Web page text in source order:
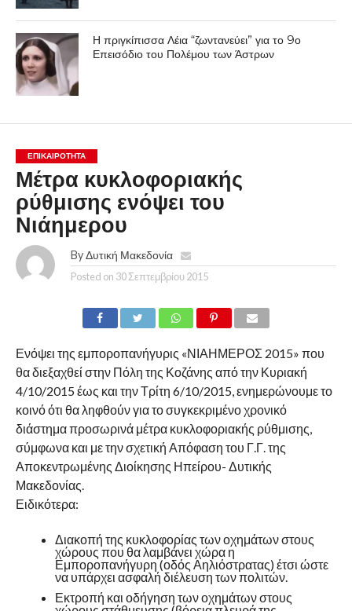
Η πριγκίπισσα Λέια “ζωντανεύει” για το 9ο
Επεισόδιο του Πολέμου των Άστρων
ΕΠΙΚΑΙΡΟΤΗΤΑ
Μέτρα κυκλοφοριακής
ρύθμισης ενόψει του
Νιάημερου
By Δυτική Μακεδονία
Posted on 30 Σεπτεμβρίου 2015
Ενόψει της εμποροπανήγυρις «ΝΙΑΗΜΕΡΟΣ 2015» που
θα διεξαχθεί στην Πόλη της Κοζάνης από την Κυριακή
4/10/2015 έως και την Τρίτη 6/10/2015, ενημερώνουμε το
κοινό ότι θα ληφθούν για το συγκεκριμένο χρονικό
διάστημα προσωρινά μέτρα κυκλοφοριακής ρύθμισης,
σύμφωνα και με την σχετική Απόφαση του Γ.Γ. της
Αποκεντρωμένης Διοίκησης Ηπείρου- Δυτικής
Μακεδονίας.
Ειδικότερα:
Διακοπή της κυκλοφορίας των οχημάτων στους
χώρους που θα λαμβάνει χώρα η
Εμποροπανήγυρη (οδός Αηλιόστρατας) έτσι ώστε
να υπάρχει ασφαλή διέλευση των πολιτών.
Εκτροπή και οδήγηση των οχημάτων στους